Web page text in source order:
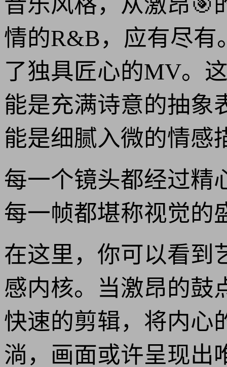
情的R&B，应有尽有
了独具匠心的MV。
能是充满诗意的抽象
能是细腻入微的情感
每一个镜头都经过精
每一帧都堪称视觉的
在这里，你可以看到
感内核。当激昂的鼓
快速的剪辑，将内心
淌，画面或许呈现出